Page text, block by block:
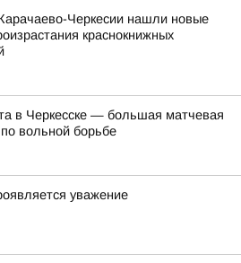
Черкесии нашли новые
краснокнижных
в Черкесске — большая матчевая
вольной борьбе
уважение